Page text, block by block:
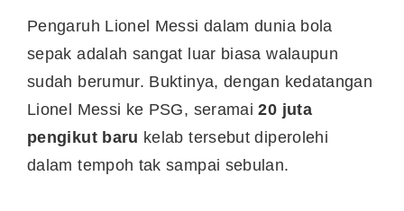
Pengaruh Lionel Messi dalam dunia bola
sepak adalah sangat luar biasa walaupun
sudah berumur. Buktinya, dengan kedatangan
Lionel Messi ke PSG, seramai20 juta
pengikut baru kelab tersebut diperolehi
dalam tempoh tak sampai sebulan.